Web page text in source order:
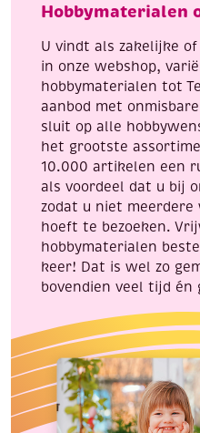
aantal
Hobbymaterialen
U vindt als zakelijke
in onze webshop,
hobbymaterialen tot
aanbod met
sluit op alle
het grootste
10.000 artikelen een
als voordeel dat u bij
zodat u niet
hoeft te bezoeken.
hobbymaterialen
keer! Dat is wel zo
bovendien veel tijd én